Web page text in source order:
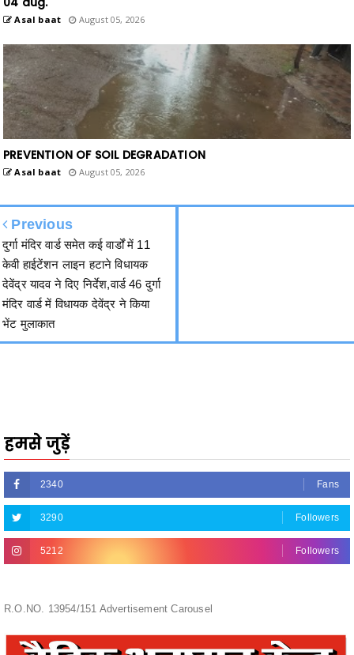
PREVENTION OF SOIL DEGRADATION
Asal baat August 05, 2026
Previous
केवी हाईटेंशन लाइन हटाने विधायक
देवेंद्र यादव ने दिए निर्देश,वार्ड 46 दुर्गा
मंदिर वार्ड में विधायक देवेंद्र ने किया
भेंट मुलाकात
2340
3290 Followers
5212 Followers
R.O.NO. 13954/151 Advertisement Carousel